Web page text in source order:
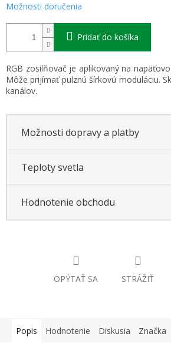
Možnosti doručenia
Pridať do košíka
RGB zosilňovač je aplikovaný na
Môže prijímať pulznú šírkovú moduláciu.
kanálov.
Možnosti dopravy a platby
Teploty svetla
Hodnotenie obchodu
OPÝTAŤ SA STRÁŽIŤ
Popis Hodnotenie Diskusia Značka